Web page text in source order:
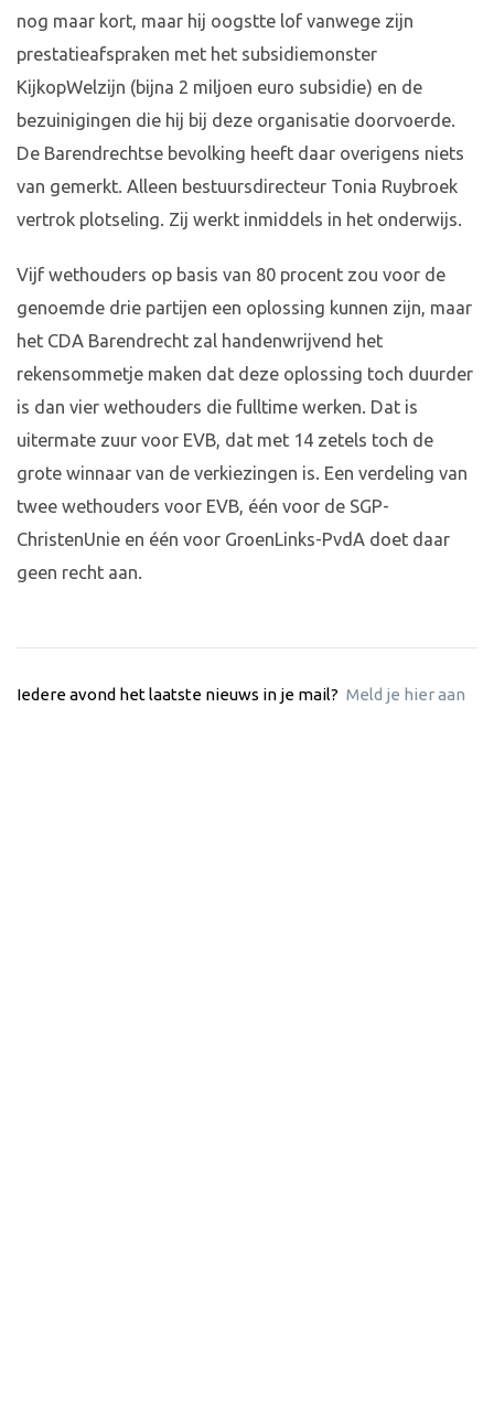
nog maar kort, maar hij oogstte lof vanwege zijn
prestatieafspraken met het subsidiemonster
KijkopWelzijn (bijna 2 miljoen euro subsidie) en de
bezuinigingen die hij bij deze organisatie doorvoerde.
De Barendrechtse bevolking heeft daar overigens niets
van gemerkt. Alleen bestuursdirecteur Tonia Ruybroek
vertrok plotseling. Zij werkt inmiddels in het onderwijs.
Vijf wethouders op basis van 80 procent zou voor de
genoemde drie partijen een oplossing kunnen zijn, maar
het CDA Barendrecht zal handenwrijvend het
rekensommetje maken dat deze oplossing toch duurder
is dan vier wethouders die fulltime werken. Dat is
uitermate zuur voor EVB, dat met 14 zetels toch de
grote winnaar van de verkiezingen is. Een verdeling van
twee wethouders voor EVB, één voor de SGP-
ChristenUnie en één voor GroenLinks-PvdA doet daar
geen recht aan.
Iedere avond het laatste nieuws in je mail? Meld je hier aan